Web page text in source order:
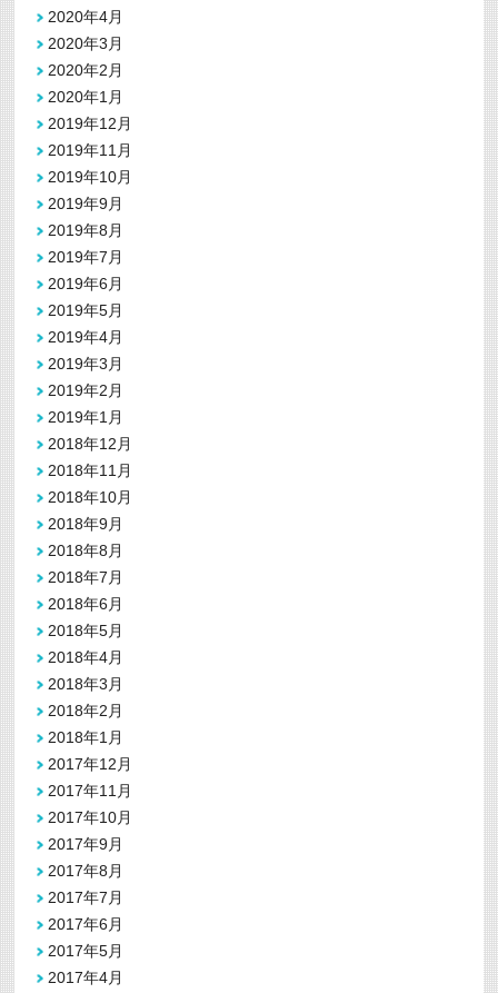
2020年4月
2020年3月
2020年2月
2020年1月
2019年12月
2019年11月
2019年10月
2019年9月
2019年8月
2019年7月
2019年6月
2019年5月
2019年4月
2019年3月
2019年2月
2019年1月
2018年12月
2018年11月
2018年10月
2018年9月
2018年8月
2018年7月
2018年6月
2018年5月
2018年4月
2018年3月
2018年2月
2018年1月
2017年12月
2017年11月
2017年10月
2017年9月
2017年8月
2017年7月
2017年6月
2017年5月
2017年4月